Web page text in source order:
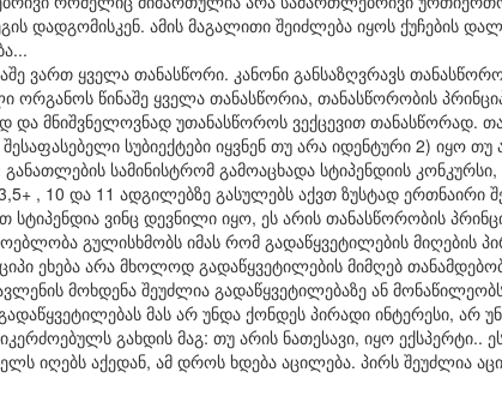
დადგომისკენ. ამის მაგალითი შეიძლება იყოს ქუჩების
ვართ ყველა თანასწორი. კანონი განსაზღვრავს
ორგანოს წინაშე ყველა თანასწორია, თანასწორობის
მნიშვნელოვნად უთანასწოროს ვექცევით თანასწორად.
სუბიექტები იყვნენ თუ არა იდენტური 2) იყო
განათლების სამინისტრომ გამოაცხადა სტიპენდიის
, 10 და 11 ადგილებზე გასულებს აქვთ ზუსტად ერთნაირი
სტიპენდია ვინც დევნილი იყო, ეს არის თანასწორობის
გულისხმობს იმას რომ გადაწყვეტილების მიღების
ეხება არა მხოლოდ გადაწყვეტილების მიმღებ
მოხდენა შეუძლია გადაწყვეტილებაზე ან
მას არ უნდა ქონდეს პირადი ინტერესი, არ
გახდის მაგ: თუ არის ნათესავი, იყო ექსპერტი.. ეს
იღებს აქედან, ამ დროს ხდება აცილება. პირს შეუძლია